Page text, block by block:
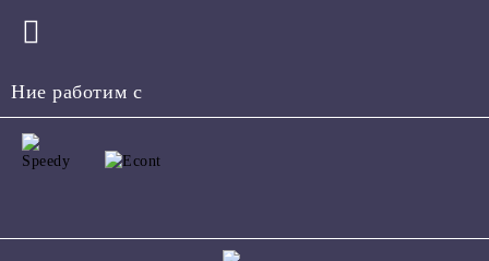
Ние работим с